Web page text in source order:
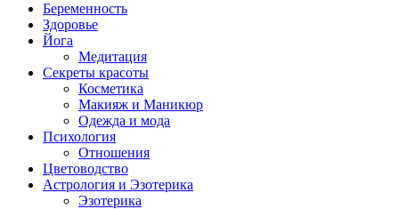
Беременность
Здоровье
Йога
Медитация
Секреты красоты
Косметика
Макияж и Маникюр
Одежда и мода
Психология
Отношения
Цветоводство
Астрология и Эзотерика
Эзотерика